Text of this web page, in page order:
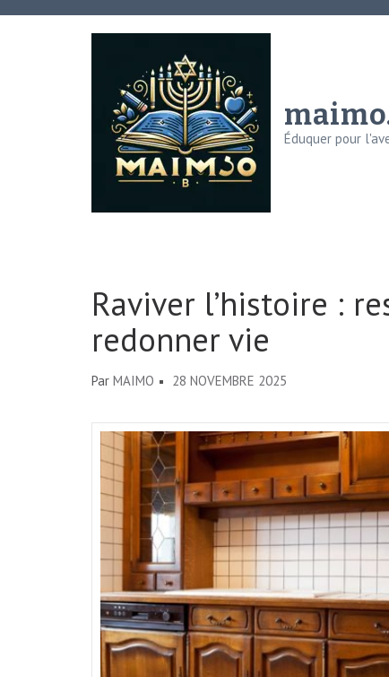
Aller
Éduquer pour
Raviver l’histoire :
redonner vie
Par MAIMO 28 NOVEMBRE 2025